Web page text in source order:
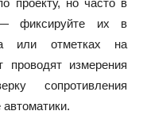
— фиксируйте их в
или отметках на
проводят измерения
сопротивления